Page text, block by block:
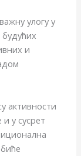
улогу у
и
активности
и у сусрет